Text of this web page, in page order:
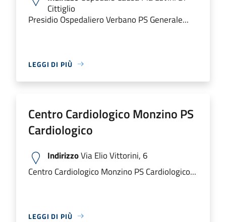
Cittiglio
Presidio Ospedaliero Verbano PS Generale...
LEGGI DI PIÙ
Centro Cardiologico Monzino PS
Cardiologico
IndirizzoVia Elio Vittorini, 6
Centro Cardiologico Monzino PS Cardiologico...
LEGGI DI PIÙ